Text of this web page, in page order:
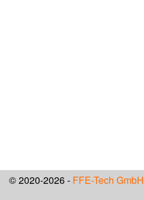
© 2020-2026 - FFE-Tech GmbH